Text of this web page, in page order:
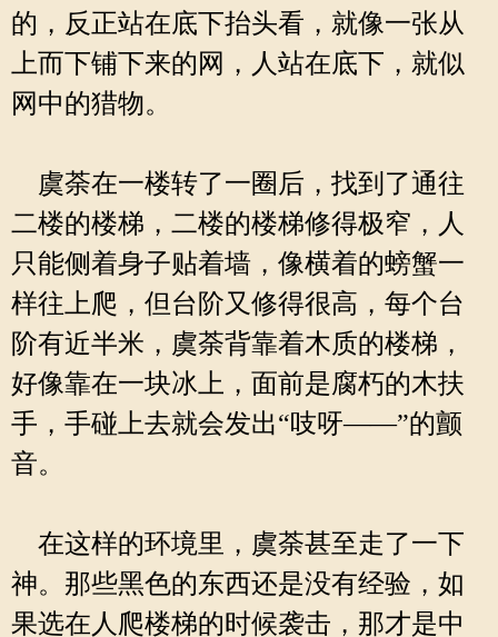
的，反正站在底下抬头看，就像一张从
上而下铺下来的网，人站在底下，就似
网中的猎物。
虞荼在一楼转了一圈后，找到了通往
二楼的楼梯，二楼的楼梯修得极窄，人
只能侧着身子贴着墙，像横着的螃蟹一
样往上爬，但台阶又修得很高，每个台
阶有近半米，虞荼背靠着木质的楼梯，
好像靠在一块冰上，面前是腐朽的木扶
手，手碰上去就会发出“吱呀——”的颤
音。
在这样的环境里，虞荼甚至走了一下
神。那些黑色的东西还是没有经验，如
果选在人爬楼梯的时候袭击，那才是中